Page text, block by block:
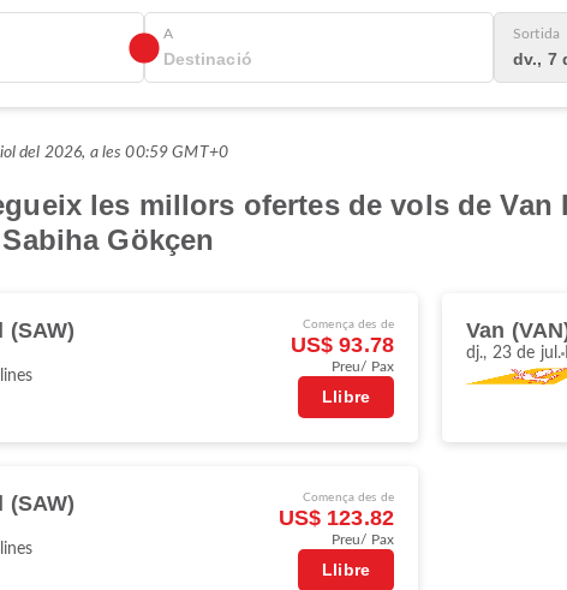
A Sortida
dv., 7
del 2026, a les 00:59 GMT+0
les millors ofertes de vols de
Gökçen
(SAW) Comença des de
US$ 93.78
Preu/ Pax
Llibre
Van
dj., 23 de jul.
(SAW) Comença des de
US$ 123.82
Preu/ Pax
Llibre